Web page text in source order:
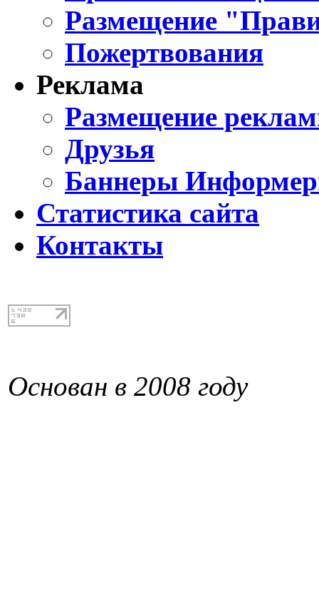
Размещение
Пожертвования
Реклама
Размещение
Друзья
Баннеры
Статистика сайта
Контакты
Основан в 2008 году